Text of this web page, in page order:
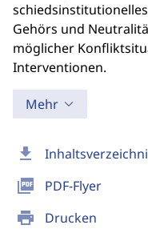
download
picture_as_pdf PDF-Flyer
print Drucken
Gehörs und
möglicher
Interventionen.
Mehr